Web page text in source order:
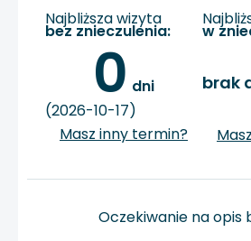
Najbliższa wizyta
bez znieczulenia:
0 dni
(2026-10-17)
Masz inny termin?
w
brak
Oczekiwanie na opis